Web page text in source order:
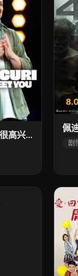
杰夫阿库里：很高兴见到你
8.0
佩
剧